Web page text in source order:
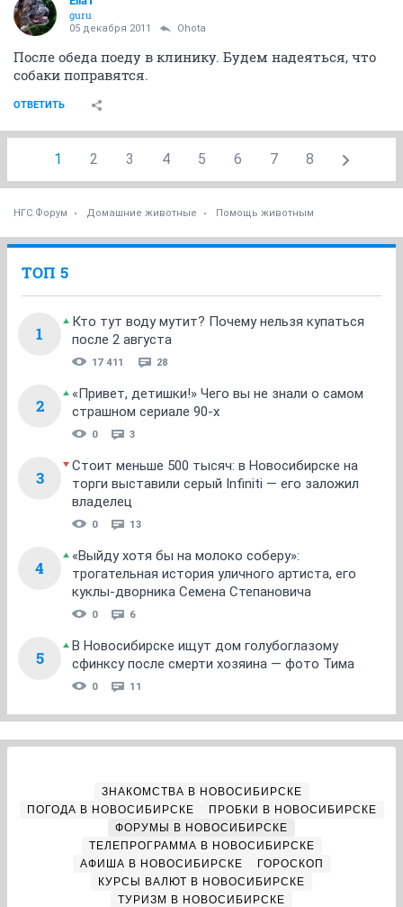
guru
05 декабря 2011 Ohota
После обеда поеду в клинику. Будем надеяться, что
собаки поправятся.
ОТВЕТИТЬ
1 2 3 4 5 6 7 8
НГС.Форум Домашние животные Помощь животным
ТОП 5
1
Кто тут воду мутит? Почему нельзя купаться
после 2 августа
17 411 28
2
«Привет, детишки!» Чего вы не знали о самом
страшном сериале 90-х
0 3
3
Стоит меньше 500 тысяч: в Новосибирске на
торги выставили серый Infiniti — его заложил
владелец
0 13
4
«Выйду хотя бы на молоко соберу»:
трогательная история уличного артиста, его
куклы-дворника Семена Степановича
0 6
5
В Новосибирске ищут дом голубоглазому
сфинксу после смерти хозяина — фото Тима
0 11
ЗНАКОМСТВА В НОВОСИБИРСКЕ
ПОГОДА В НОВОСИБИРСКЕ
ПРОБКИ В НОВОСИБИРСКЕ
ФОРУМЫ В НОВОСИБИРСКЕ
ТЕЛЕПРОГРАММА В НОВОСИБИРСКЕ
АФИША В НОВОСИБИРСКЕ
ГОРОСКОП
КУРСЫ ВАЛЮТ В НОВОСИБИРСКЕ
ТУРИЗМ В НОВОСИБИРСКЕ